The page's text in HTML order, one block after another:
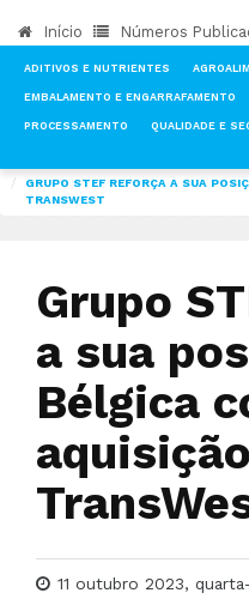
Início Números
ADITIVOS E NUTRIENTES
EMBALAMENTO E ENGARRAFAMENTO
PROCESSAMENTO QUALIDADE E
GRUPO STEF REFORÇA A SUA
TRANSWEST
Grupo
a sua
Bélgica
11 outubro 2023,